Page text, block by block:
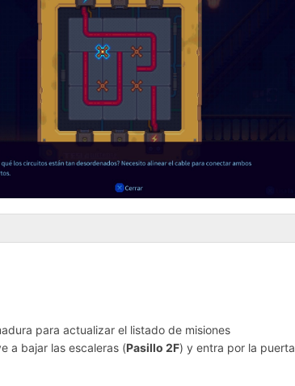
para actualizar el listado de misiones
a bajar las escaleras (Pasillo 2F) y entra por la puerta